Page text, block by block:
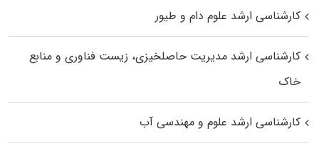
کارشناسی ارشد علوم دام و طیور
کارشناسی ارشد مدیریت حاصلخیزی، زیست فناوری و منابع
خاک
کارشناسی ارشد علوم و مهندسی آب